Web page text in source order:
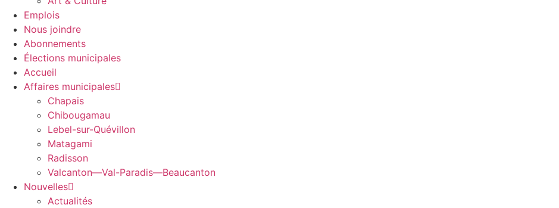
Emplois
Nous joindre
Abonnements
Élections municipales
Accueil
Affaires municipales
Chapais
Chibougamau
Lebel-sur-Quévillon
Matagami
Radisson
Valcanton—Val-Paradis—Beaucanton
Nouvelles
Actualités